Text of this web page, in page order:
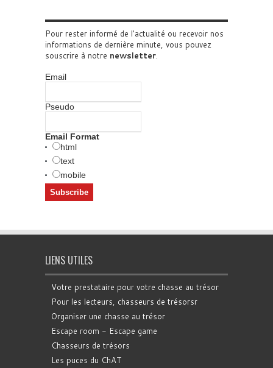
Pour rester informé de l'actualité ou recevoir nos
informations de dernière minute, vous pouvez
souscrire à notre newsletter.
Email
Pseudo
Email Format
html
text
mobile
LIENS UTILES
Votre prestataire pour votre chasse au trésor
Pour les lecteurs, chasseurs de trésorsr
Organiser une chasse au trésor
Escape room - Escape game
Chasseurs de trésors
Les puces du ChAT